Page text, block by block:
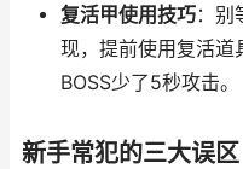
复活甲使用技巧：别
现，提前使用复活道
BOSS少了5秒攻击。
新手常犯的三大误区